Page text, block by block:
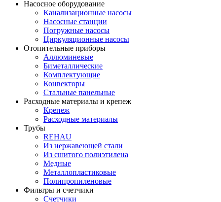
Насосное оборудование
Канализационные насосы
Насосные станции
Погружные насосы
Циркуляционные насосы
Отопительные приборы
Аллюминевые
Биметаллические
Комплектующие
Конвекторы
Стальные панельные
Расходные материалы и крепеж
Крепеж
Расходные материалы
Трубы
REHAU
Из нержавеющей стали
Из сшитого полиэтилена
Медные
Металлопластиковые
Полипропиленовые
Фильтры и счетчики
Счетчики